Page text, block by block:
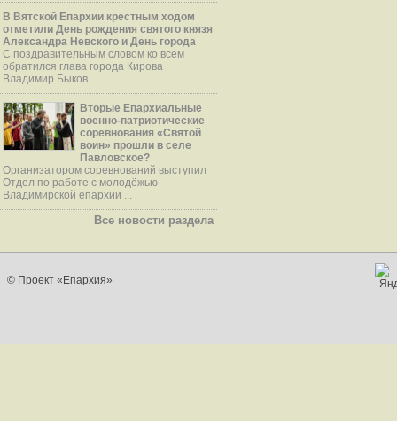
В Вятской Епархии крестным ходом
отметили День рождения святого князя
Александра Невского и День города
С поздравительным словом ко всем
обратился глава города Кирова
Владимир Быков ...
Вторые Епархиальные
военно-патриотические
соревнования «Святой
воин» прошли в селе
Павловское?
Организатором соревнований выступил
Отдел по работе с молодёжью
Владимирской епархии ...
Все новости раздела
© Проект «Епархия»